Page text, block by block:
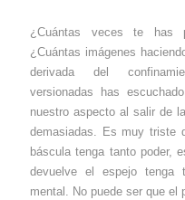
¿Cuántas veces te has
¿Cuántas imágenes
derivada del
versionadas has
nuestro aspecto al salir de
demasiadas. Es muy triste
báscula tenga tanto poder,
devuelve el espejo tenga
mental. No puede ser que el